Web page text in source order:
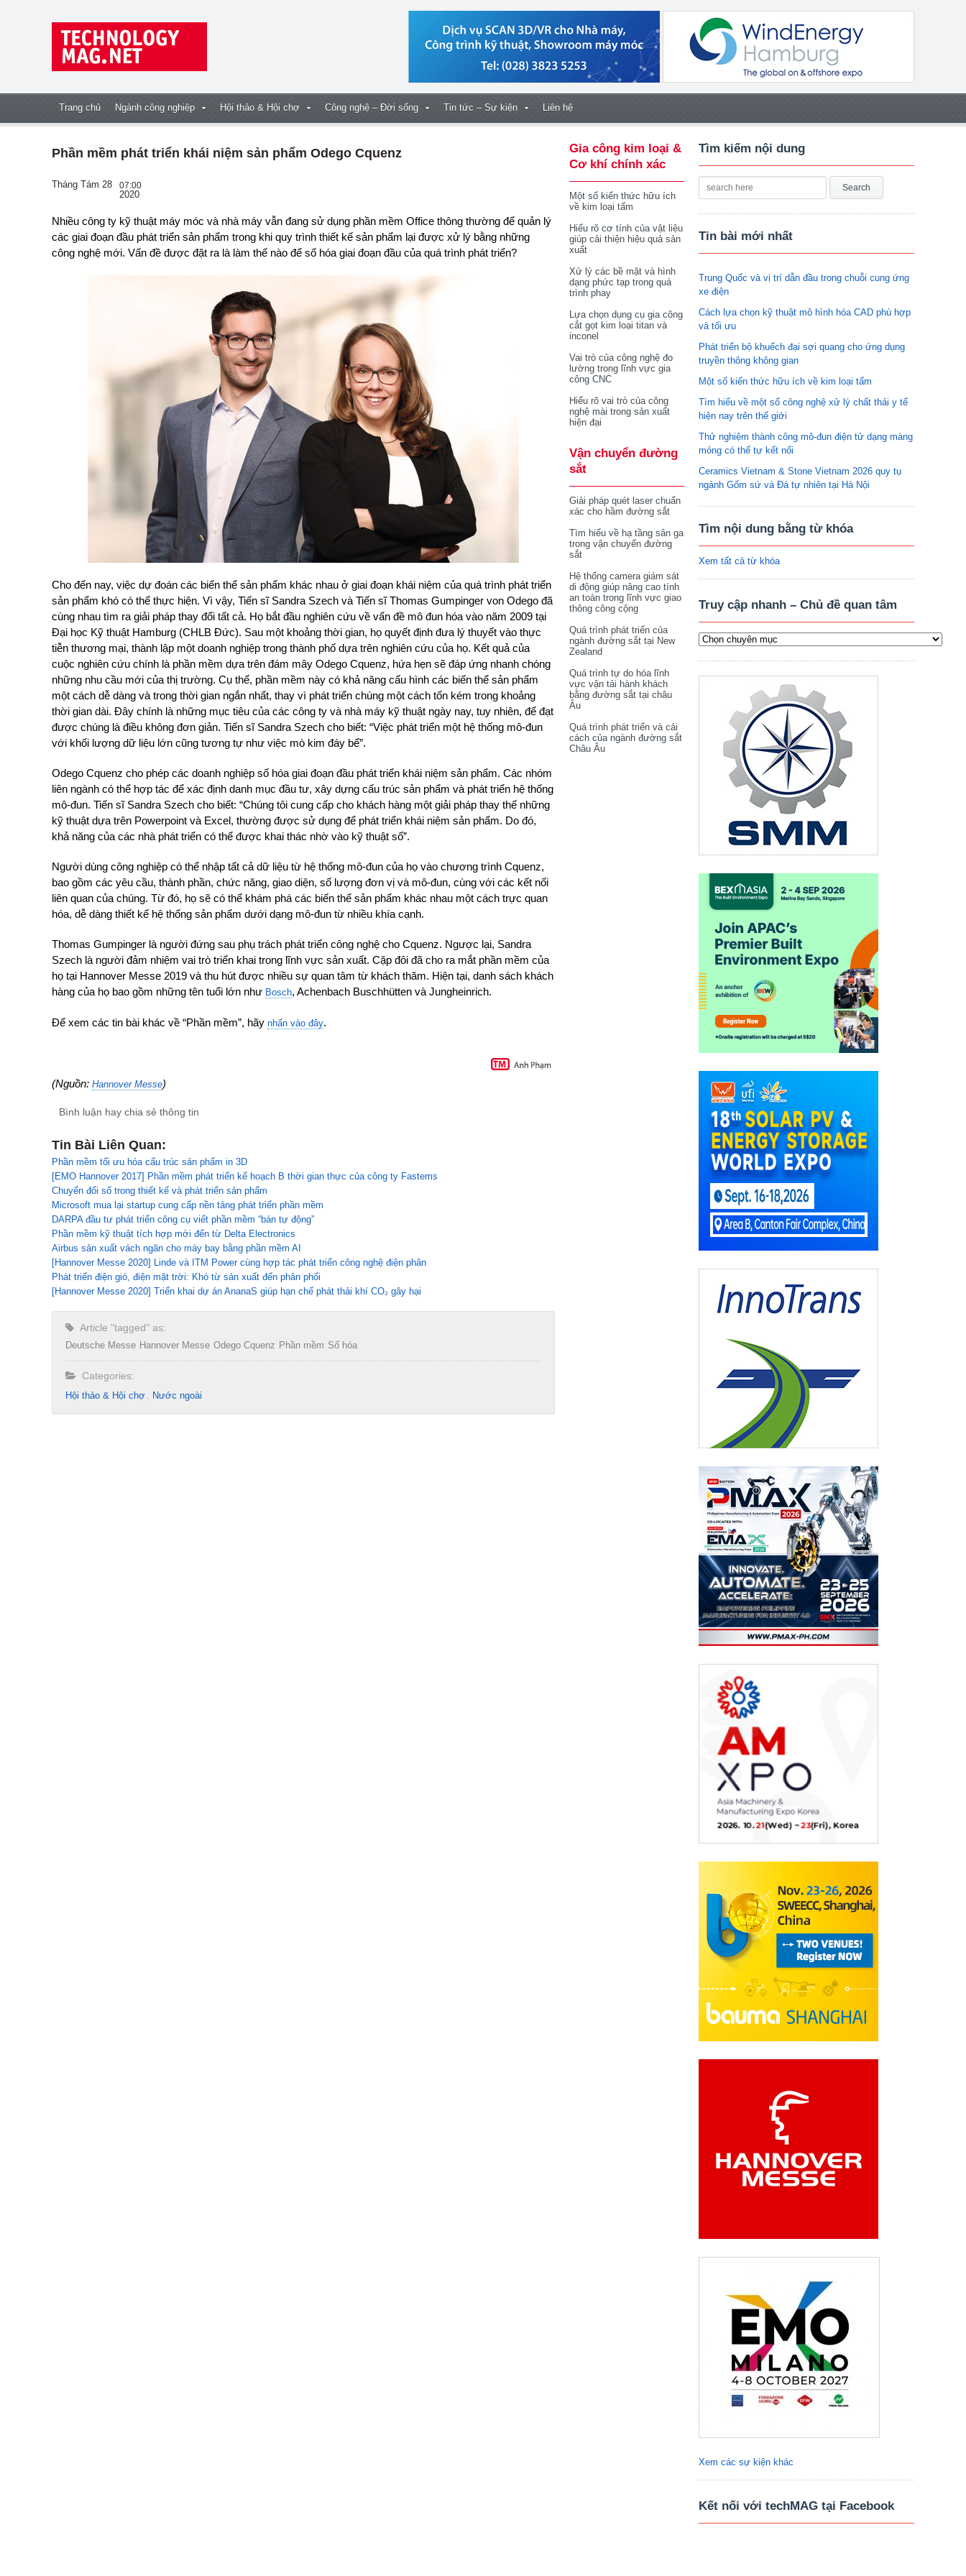
Trang chủ Ngành công nghiệp Hội thảo & Hội chợ Công nghệ – Đời sống Tin tức – Sự kiện Liên hệ
Phần mềm phát triển khái niệm sản phẩm Odego Cquenz
Tháng Tám 28 07:00
2020
Nhiều công ty kỹ thuật máy móc và nhà máy vẫn đang sử dụng phần mềm Office thông thường để quản lý
các giai đoạn đầu phát triển sản phẩm trong khi quy trình thiết kế sản phẩm lại được xử lý bằng những
công nghệ mới. Vấn đề được đặt ra là làm thế nào để số hóa giai đoạn đầu của quá trình phát triển?
Cho đến nay, việc dự đoán các biến thể sản phẩm khác nhau ở giai đoạn khái niệm của quá trình phát triển
sản phẩm khó có thể thực hiện. Vì vậy, Tiến sĩ Sandra Szech và Tiến sĩ Thomas Gumpinger von Odego đã
cùng nhau tìm ra giải pháp thay đổi tất cả. Họ bắt đầu nghiên cứu về vấn đề mô đun hóa vào năm 2009 tại
Đại học Kỹ thuật Hamburg (CHLB Đức). Sau một khoảng thời gian, họ quyết định đưa lý thuyết vào thực
tiễn thương mại, thành lập một doanh nghiệp trong thành phố dựa trên nghiên cứu của họ. Kết quả của
cuộc nghiên cứu chính là phần mềm dựa trên đám mây Odego Cquenz, hứa hẹn sẽ đáp ứng nhanh chóng
những nhu cầu mới của thị trường. Cụ thể, phần mềm này có khả năng cấu hình các biến thể sản phẩm
một cách dễ dàng và trong thời gian ngắn nhất, thay vì phát triển chúng một cách tốn kém trong khoảng
thời gian dài. Đây chính là những mục tiêu của các công ty và nhà máy kỹ thuật ngày nay, tuy nhiên, để đạt
được chúng là điều không đơn giản. Tiến sĩ Sandra Szech cho biết: “Việc phát triển một hệ thống mô-đun
với khối lượng dữ liệu lớn cũng tương tự như việc mò kim đáy bể”.
Odego Cquenz cho phép các doanh nghiệp số hóa giai đoạn đầu phát triển khái niệm sản phẩm. Các nhóm
liên ngành có thể hợp tác để xác định danh mục đầu tư, xây dựng cấu ​​trúc sản phẩm và phát triển hệ thống
mô-đun. Tiến sĩ Sandra Szech cho biết: “Chúng tôi cung cấp cho khách hàng một giải pháp thay thế những
kỹ thuật dựa trên Powerpoint và Excel, thường được sử dụng để phát triển khái niệm sản phẩm. Do đó,
khả năng của các nhà phát triển có thể được khai thác nhờ vào kỹ thuật số”.
Người dùng công nghiệp có thể nhập tất cả dữ liệu từ hệ thống mô-đun của họ vào chương trình Cquenz,
bao gồm các yêu cầu, thành phần, chức năng, giao diện, số lượng đơn vị và mô-đun, cùng với các kết nối
liên quan của chúng. Từ đó, họ sẽ có thể khám phá các biến thể sản phẩm khác nhau một cách trực quan
hóa, dễ dàng thiết kế hệ thống sản phẩm dưới dạng mô-đun từ nhiều khía cạnh.
Thomas Gumpinger là người đứng sau phụ trách phát triển công nghệ cho Cquenz. Ngược lại, Sandra
Szech là người đảm nhiệm vai trò triển khai trong lĩnh vực sản xuất. Cặp đôi đã cho ra mắt phần mềm của
họ tại Hannover Messe 2019 và thu hút được nhiều sự quan tâm từ khách thăm. Hiện tại, danh sách khách
hàng của họ bao gồm những tên tuổi lớn như Bosch, Achenbach Buschhütten và Jungheinrich.
Để xem các tin bài khác về “Phần mềm”, hãy nhấn vào đây.
(Nguồn: Hannover Messe)
Bình luận hay chia sẻ thông tin
Tin Bài Liên Quan:
Phần mềm tối ưu hóa cấu trúc sản phẩm in 3D
[EMO Hannover 2017] Phần mềm phát triển kế hoạch B thời gian thực của công ty Fastems
Chuyển đổi số trong thiết kế và phát triển sản phẩm
Microsoft mua lại startup cung cấp nền tảng phát triển phần mềm
DARPA đầu tư phát triển công cụ viết phần mềm “bán tự động”
Phần mềm kỹ thuật tích hợp mới đến từ Delta Electronics
Airbus sản xuất vách ngăn cho máy bay bằng phần mềm AI
[Hannover Messe 2020] Linde và ITM Power cùng hợp tác phát triển công nghệ điện phân
Phát triển điện gió, điện mặt trời: Khó từ sản xuất đến phân phối
[Hannover Messe 2020] Triển khai dự án AnanaS giúp hạn chế phát thải khí CO₂ gây hại
Article "tagged" as:
Deutsche Messe Hannover Messe Odego Cquenz Phần mềm Số hóa
Categories:
Hội thảo & Hội chợ Nước ngoài
Gia công kim loại &
Cơ khí chính xác
Một số kiến thức hữu ích
về kim loại tấm
Hiểu rõ cơ tính của vật liệu
giúp cải thiện hiệu quả sản
xuất
Xử lý các bề mặt và hình
dạng phức tạp trong quá
trình phay
Lựa chọn dụng cụ gia công
cắt gọt kim loại titan và
inconel
Vai trò của công nghệ đo
lường trong lĩnh vực gia
công CNC
Hiểu rõ vai trò của công
nghệ mài trong sản xuất
hiện đại
Vận chuyển đường
sắt
Giải pháp quét laser chuẩn
xác cho hầm đường sắt
Tìm hiểu về hạ tầng sân ga
trong vận chuyển đường
sắt
Hệ thống camera giám sát
di động giúp nâng cao tính
an toàn trong lĩnh vực giao
thông công cộng
Quá trình phát triển của
ngành đường sắt tại New
Zealand
Quá trình tự do hóa lĩnh
vực vận tải hành khách
bằng đường sắt tại châu
Âu
Quá trình phát triển và cải
cách của ngành đường sắt
Châu Âu
Tìm kiếm nội dung
Tin bài mới nhất
Trung Quốc và vị trí dẫn đầu trong chuỗi cung ứng
xe điện
Cách lựa chọn kỹ thuật mô hình hóa CAD phù hợp
và tối ưu
Phát triển bộ khuếch đại sợi quang cho ứng dụng
truyền thông không gian
Một số kiến thức hữu ích về kim loại tấm
Tìm hiểu về một số công nghệ xử lý chất thải y tế
hiện nay trên thế giới
Thử nghiệm thành công mô-đun điện tử dạng màng
mỏng có thể tự kết nối
Ceramics Vietnam & Stone Vietnam 2026 quy tụ
ngành Gốm sứ và Đá tự nhiên tại Hà Nội
Tìm nội dung bằng từ khóa
Xem tất cả từ khóa
Truy cập nhanh – Chủ đề quan tâm
Xem các sự kiện khác
Kết nối với techMAG tại Facebook